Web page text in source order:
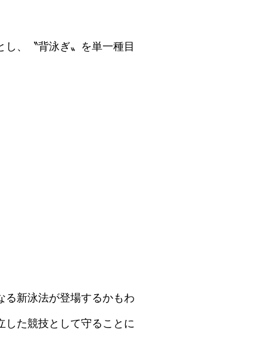
、〝背泳ぎ〟を単一種目
る新泳法が登場するかもわ
した競技として守ることに